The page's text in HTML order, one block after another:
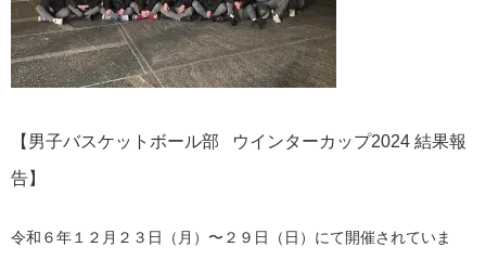
【男子バスケットボール部 ウインターカップ2024 結果報
告】
令和６年１２月２３日（月）〜２９日（日）にて開催されていま